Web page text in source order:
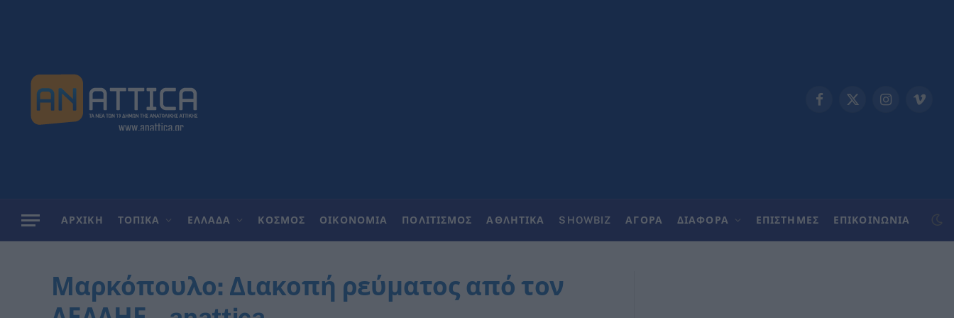
Facebook
X
InstagramVimeo
ΑΡΧΙΚΗ ΤΟΠΙΚΑ ΕΛΛΑΔΑ ΚΟΣΜΟΣ ΟΙΚΟΝΟΜΙΑ ΠΟΛΙΤΙΣΜΟΣ ΑΘΛΗΤΙΚΑ SHOWBIZ ΑΓΟΡΑ ΔΙΑΦΟΡΑ ΕΠΙΣΤΗΜΕΣ ΕΠΙΚΟΙΝΩΝΊΑ
Μαρκόπουλο: Διακοπή ρεύματος από τον